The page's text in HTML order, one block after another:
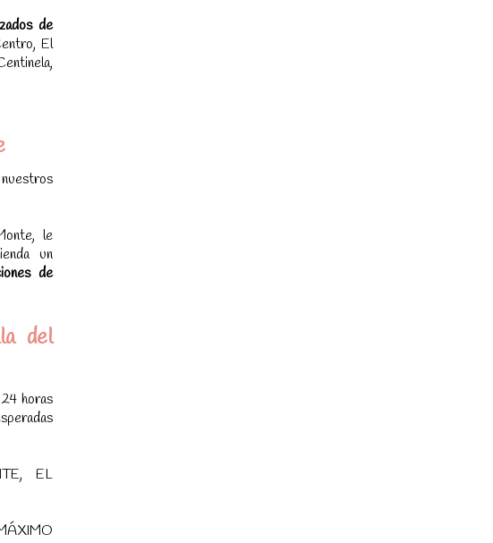
de
El
nuestros
le
un
de
del
horas
EL